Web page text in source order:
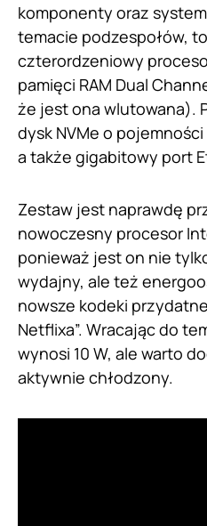
komponenty oraz
temacie podzespołów,
czterordzeniowy
pamięci RAM Dual
że jest ona wlutowana).
dysk NVMe o pojemności
a także gigabitowy port
Zestaw jest naprawdę
nowoczesny procesor
ponieważ jest on nie
wydajny, ale też
nowsze kodeki
Netflixa”. Wracając do
wynosi 10 W, ale warto
aktywnie chłodzony.